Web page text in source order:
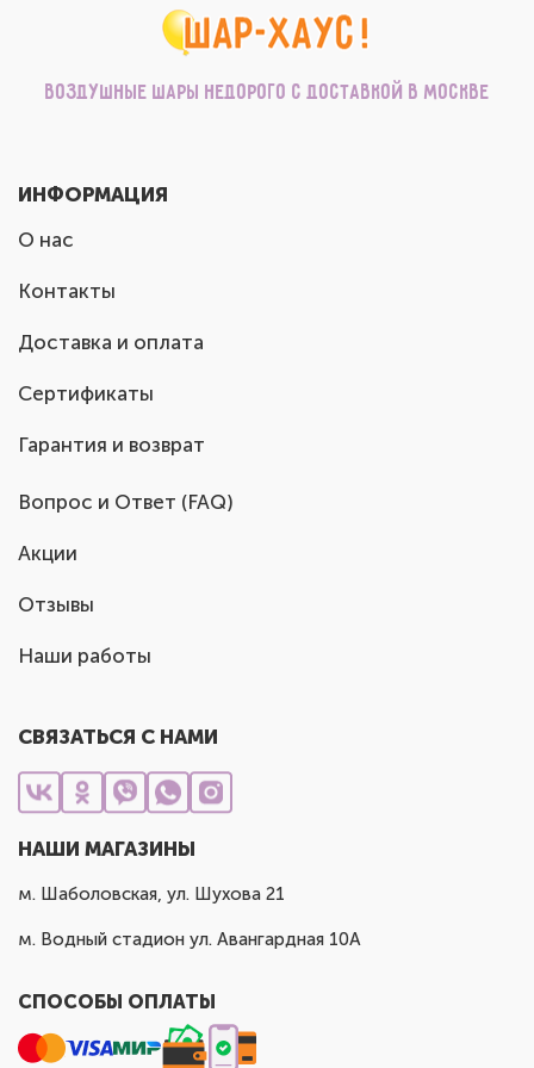
Воздушные шары недорого с доставкой в Москве
ИНФОРМАЦИЯ
О нас
Контакты
Доставка и оплата
Сертификаты
Гарантия и возврат
Вопрос и Ответ (FAQ)
Акции
Отзывы
Наши работы
СВЯЗАТЬСЯ С НАМИ
НАШИ МАГАЗИНЫ
м. Шаболовская, ул. Шухова 21
м. Водный стадион ул. Авангардная 10А
СПОСОБЫ ОПЛАТЫ